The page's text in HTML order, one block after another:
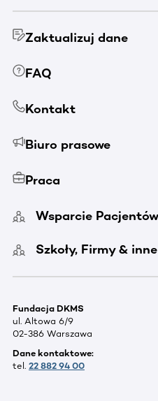
Zaktualizuj dane
FAQ
Kontakt
Biuro prasowe
Praca
Wsparcie Pacjentów
Szkoły, Firmy & inne
Fundacja DKMS
ul. Altowa 6/9
02-386 Warszawa
Dane kontaktowe:
tel. 22 882 94 00